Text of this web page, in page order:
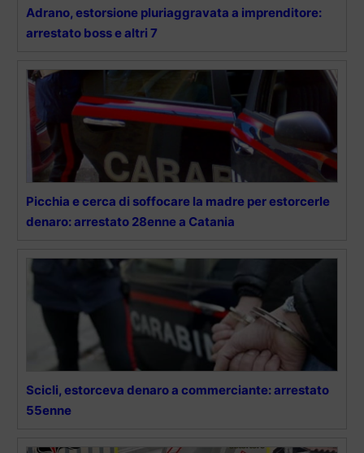
Adrano, estorsione pluriaggravata a imprenditore:
arrestato boss e altri 7
Picchia e cerca di soffocare la madre per estorcerle
denaro: arrestato 28enne a Catania
Scicli, estorceva denaro a commerciante: arrestato
55enne